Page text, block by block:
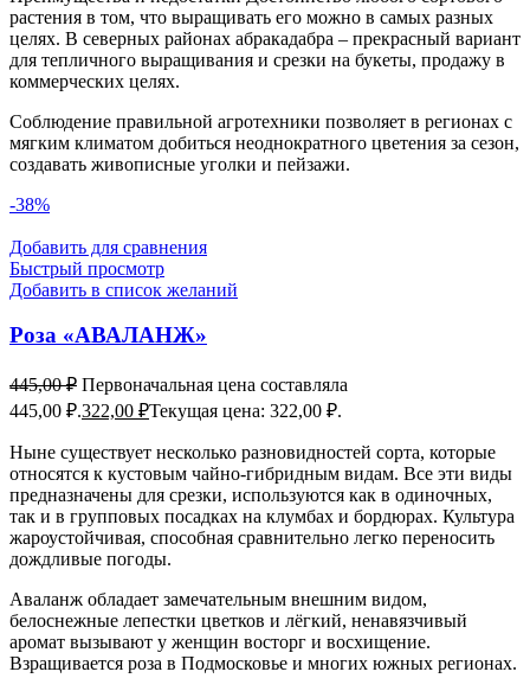
растения в том, что выращивать его можно в самых разных
целях. В северных районах абракадабра – прекрасный вариант
для тепличного выращивания и срезки на букеты, продажу в
коммерческих целях.
Соблюдение правильной агротехники позволяет в регионах с
мягким климатом добиться неоднократного цветения за сезон,
создавать живописные уголки и пейзажи.
-38%
Добавить для сравнения
Быстрый просмотр
Добавить в список желаний
Роза «АВАЛАНЖ»
445,00₽ Первоначальная цена составляла
445,00 ₽.322,00 ₽Текущая цена: 322,00 ₽.
Ныне существует несколько разновидностей сорта, которые
относятся к кустовым чайно-гибридным видам. Все эти виды
предназначены для срезки, используются как в одиночных,
так и в групповых посадках на клумбах и бордюрах. Культура
жароустойчивая, способная сравнительно легко переносить
дождливые погоды.
Аваланж обладает замечательным внешним видом,
белоснежные лепестки цветков и лёгкий, ненавязчивый
аромат вызывают у женщин восторг и восхищение.
Взращивается роза в Подмосковье и многих южных регионах.